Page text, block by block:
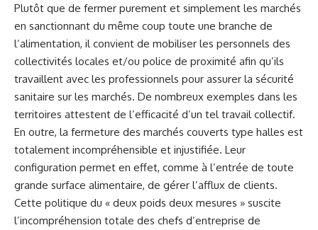
Plutôt que de fermer purement et simplement les marchés
en sanctionnant du même coup toute une branche de
l’alimentation, il convient de mobiliser les personnels des
collectivités locales et/ou police de proximité afin qu’ils
travaillent avec les professionnels pour assurer la sécurité
sanitaire sur les marchés. De nombreux exemples dans les
territoires attestent de l’efficacité d’un tel travail collectif.
En outre, la fermeture des marchés couverts type halles est
totalement incompréhensible et injustifiée. Leur
configuration permet en effet, comme à l’entrée de toute
grande surface alimentaire, de gérer l’afflux de clients.
Cette politique du « deux poids deux mesures » suscite
l’incompréhension totale des chefs d’entreprise de